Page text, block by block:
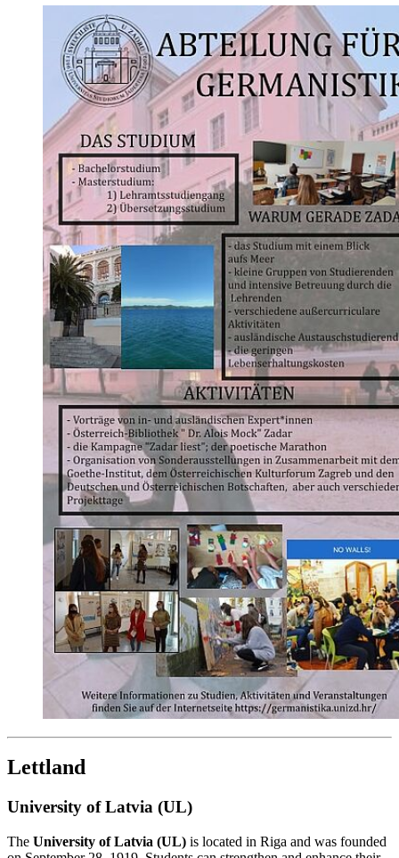
Lettland
University of Latvia (UL)
The University of Latvia (UL) is located in Riga and was founded